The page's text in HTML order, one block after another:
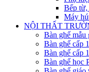
Bếp từ,
Máy
NỘI THẤT
Bàn ghế mẫu
Bàn ghế cấp
Bàn ghế cấp
Bàn ghế học